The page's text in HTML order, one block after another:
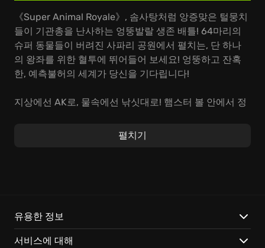
《Super Animal Royale》, 솜사탕처럼 앙증맞은 털뭉치
들이 기관총을 난사하는 엉뚱발랄 생존 배틀! 64마리의
슈퍼 동물들이 버려진 사파리 공원에서 펼치는, 단 하나
의 왕좌를 위한 혈투에 뛰어들어 보세요! 엉뚱하고 잔혹
한, 예측불허의 세계가 당신을 기다립니다!
지상에선 AK로, 물속에선 낚싯대로! 햄스터 볼 안에서 정
폭탄 투척으로 아수라장을 만들고 승리를 쟁취하세요! 예
험:
나만의 슈퍼 동물:
수백 가지의 앙증맞은 동물 종과, 천 개
펼치기
유용한 정보
서비스에 대해